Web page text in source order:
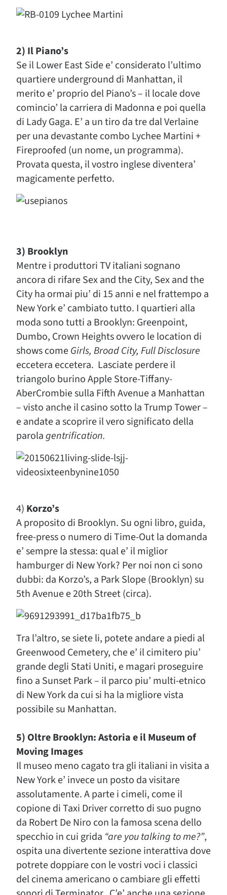
2) Il Piano’s
Se il Lower East Side e’ considerato l’ultimo
quartiere underground di Manhattan, il
merito e’ proprio del Piano’s – il locale dove
comincio’ la carriera di Madonna e poi quella
di Lady Gaga. E’ a un tiro da tre dal Verlaine
per una devastante combo Lychee Martini +
Fireproofed (un nome, un programma).
Provata questa, il vostro inglese diventera’
magicamente perfetto.
3) Brooklyn
Mentre i produttori TV italiani sognano
ancora di rifare Sex and the City, Sex and the
City ha ormai piu’ di 15 anni e nel frattempo a
New York e’ cambiato tutto. I quartieri alla
moda sono tutti a Brooklyn: Greenpoint,
Dumbo, Crown Heights ovvero le location di
shows comeGirls, Broad City, Full Disclosure
eccetera eccetera. Lasciate perdere il
triangolo burino Apple Store-Tiffany-
AberCrombie sulla Fifth Avenue a Manhattan
– visto anche il casino sotto la Trump Tower –
e andate a scoprire il vero significato della
parolagentrification.
4) Korzo’s
A proposito di Brooklyn. Su ogni libro, guida,
free-press o numero di Time-Out la domanda
e’ sempre la stessa: qual e’ il miglior
hamburger di New York? Per noi non ci sono
dubbi: da Korzo’s, a Park Slope (Brooklyn) su
5th Avenue e 20th Street (circa).
Tra l’altro, se siete li, potete andare a piedi al
Greenwood Cemetery, che e’ il cimitero piu’
grande degli Stati Uniti, e magari proseguire
fino a Sunset Park – il parco piu’ multi-etnico
di New York da cui si ha la migliore vista
possibile su Manhattan.
5) Oltre Brooklyn: Astoria e il Museum of
Moving Images
Il museo meno cagato tra gli italiani in visita a
New York e’ invece un posto da visitare
assolutamente. A parte i cimeli, come il
copione di Taxi Driver corretto di suo pugno
da Robert De Niro con la famosa scena dello
specchio in cui grida “are you talking to me?”,
ospita una divertente sezione interattiva dove
potrete doppiare con le vostri voci i classici
del cinema americano o cambiare gli effetti